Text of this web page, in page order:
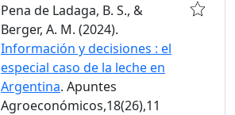
Pena de Ladaga, B. S., &
Berger, A. M. (2024).
Información y decisiones : el
especial caso de la leche en
Argentina. Apuntes
Agroeconómicos,18(26),11